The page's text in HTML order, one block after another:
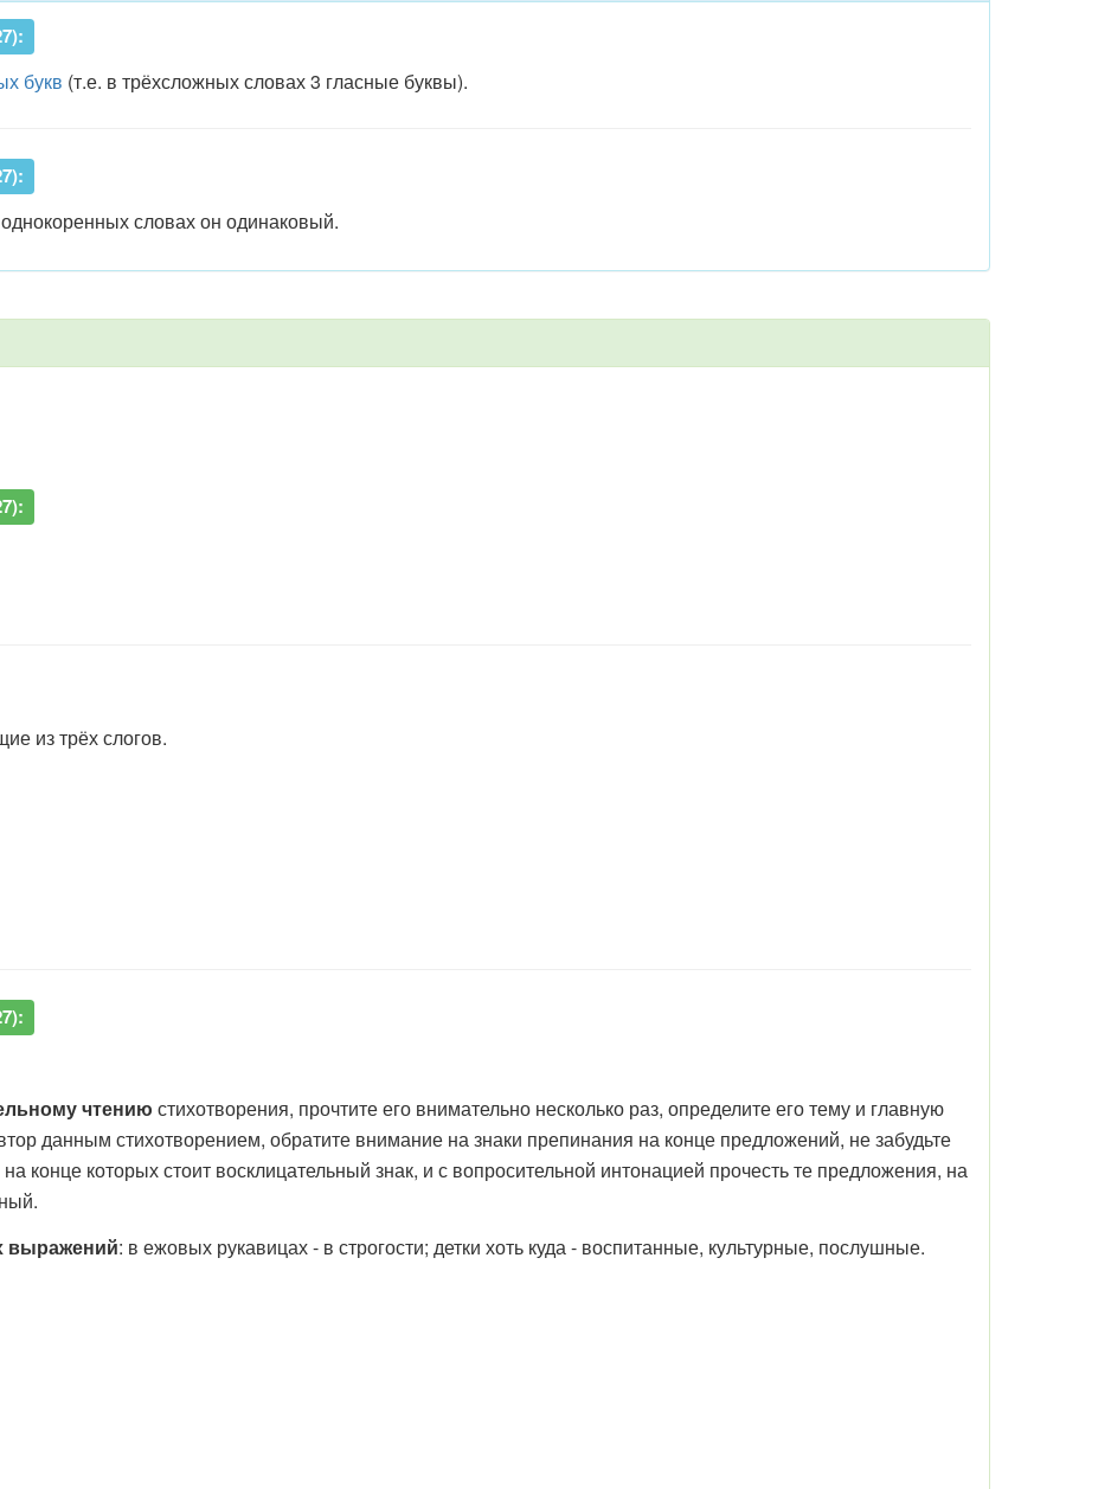
букв (т.е. в трёхсложных словах 3 гласные буквы).
словах он одинаковый.
из трёх слогов.
чтению стихотворения, прочтите его внимательно несколько раз, определите его тему и главную
данным стихотворением, обратите внимание на знаки препинания на конце предложений, не забудьте
конце которых стоит восклицательный знак, и с вопросительной интонацией прочесть те предложения, на
выражений: в ежовых рукавицах - в строгости; детки хоть куда - воспитанные, культурные, послушные.